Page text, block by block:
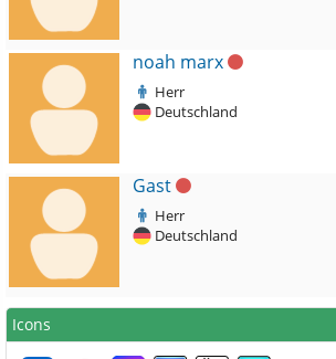
noah marx
Herr
Deutschland
Gast
Herr
Deutschland
Icons